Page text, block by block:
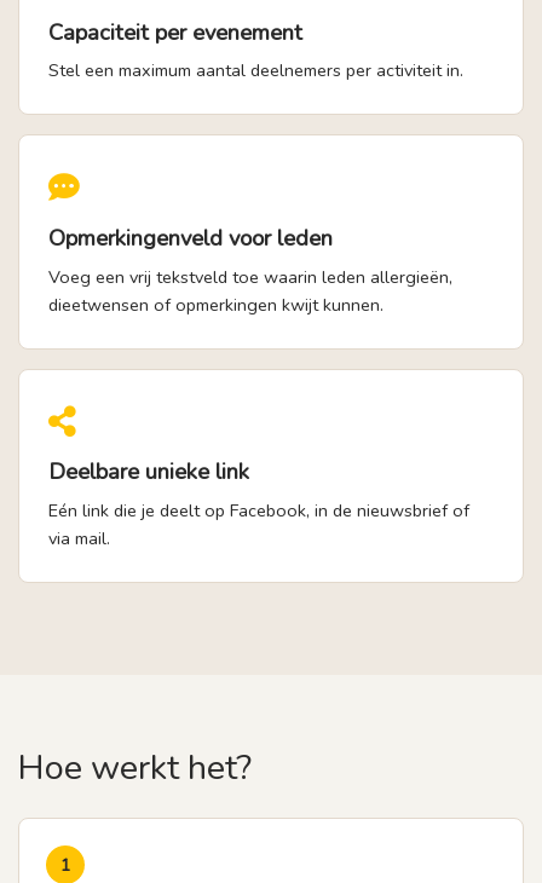
Capaciteit per evenement
Stel een maximum aantal deelnemers per activiteit in.
Opmerkingenveld voor leden
Voeg een vrij tekstveld toe waarin leden allergieën,
dieetwensen of opmerkingen kwijt kunnen.
Deelbare unieke link
Eén link die je deelt op Facebook, in de nieuwsbrief of
via mail.
Hoe werkt het?
1